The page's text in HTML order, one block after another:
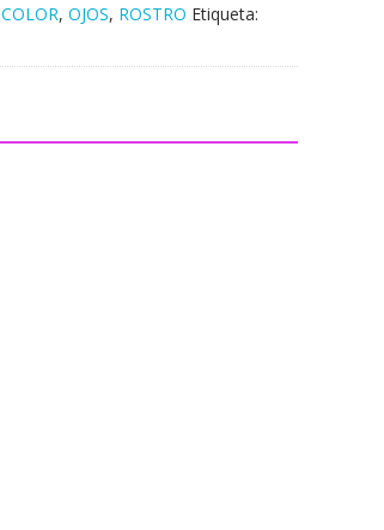
COLOR, OJOS, ROSTRO Etiqueta: